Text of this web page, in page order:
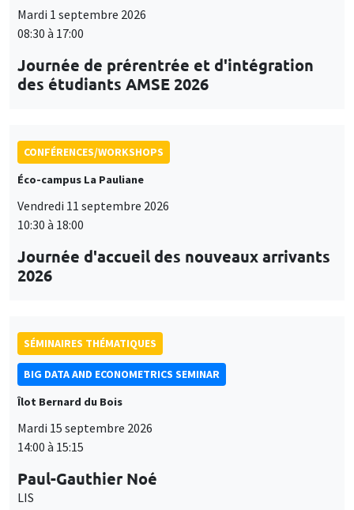
Mardi 1 septembre 2026
08:30 à 17:00
Journée de prérentrée et d'intégration
des étudiants AMSE 2026
CONFÉRENCES/WORKSHOPS
Éco-campus La Pauliane
Vendredi 11 septembre 2026
10:30 à 18:00
Journée d'accueil des nouveaux arrivants
2026
SÉMINAIRES THÉMATIQUES
BIG DATA AND ECONOMETRICS SEMINAR
Îlot Bernard du Bois
Mardi 15 septembre 2026
14:00 à 15:15
Paul-Gauthier Noé
LIS